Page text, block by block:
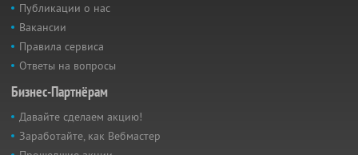
Публикации о нас
Вакансии
Правила сервиса
Ответы на вопросы
Бизнес-Партнёрам
Давайте сделаем акцию!
Заработайте, как Вебмастер